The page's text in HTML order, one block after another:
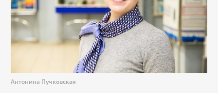
Антонина Пучковская